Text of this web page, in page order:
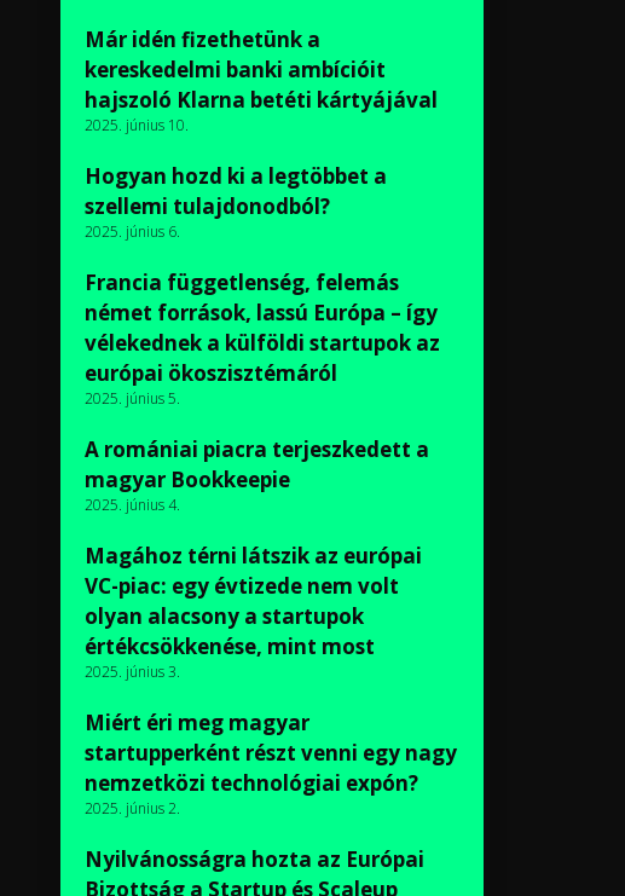
Már idén fizethetünk a
kereskedelmi banki ambícióit
hajszoló Klarna betéti kártyájával
2025. június 10.
Hogyan hozd ki a legtöbbet a
szellemi tulajdonodból?
2025. június 6.
Francia függetlenség, felemás
német források, lassú Európa – így
vélekednek a külföldi startupok az
európai ökoszisztémáról
2025. június 5.
A romániai piacra terjeszkedett a
magyar Bookkeepie
2025. június 4.
Magához térni látszik az európai
VC-piac: egy évtizede nem volt
olyan alacsony a startupok
értékcsökkenése, mint most
2025. június 3.
Miért éri meg magyar
startupperként részt venni egy nagy
nemzetközi technológiai expón?
2025. június 2.
Nyilvánosságra hozta az Európai
Bizottság a Startup és Scaleup